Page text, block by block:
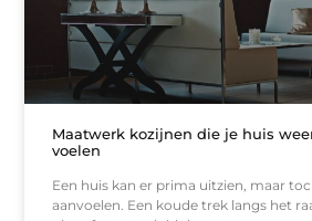
Maatwerk kozijnen die je huis
voelen
Een huis kan er prima uitzien, maar
aanvoelen. Een koude trek langs het